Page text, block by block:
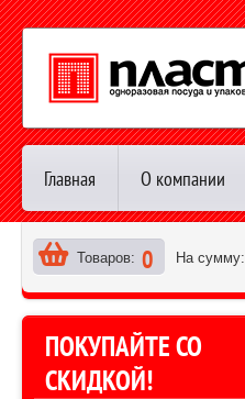
Главная О компании
Товаров: 0 На сумму:
ПОКУПАЙТЕ СО
СКИДКОЙ!
>